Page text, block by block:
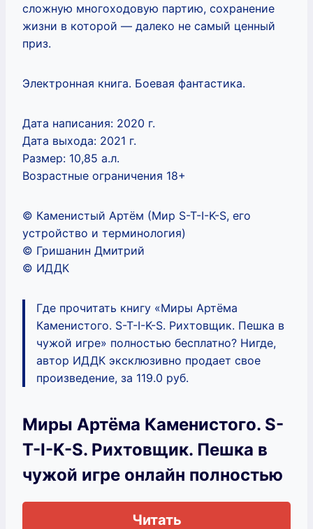
сложную многоходовую партию, сохранение
жизни в которой — далеко не самый ценный
приз.
Электронная книга. Боевая фантастика.
Дата написания: 2020 г.
Дата выхода: 2021 г.
Размер: 10,85 а.л.
Возрастные ограничения 18+
© Каменистый Артём (Мир S-T-I-K-S, его
устройство и терминология)
© Гришанин Дмитрий
© ИДДК
Где прочитать книгу «Миры Артёма
Каменистого. S-T-I-K-S. Рихтовщик. Пешка в
чужой игре» полностью бесплатно? Нигде,
автор ИДДК эксклюзивно продает свое
произведение, за 119.0 руб.
Миры Артёма Каменистого. S-
T-I-K-S. Рихтовщик. Пешка в
чужой игре онлайн полностью
Читать